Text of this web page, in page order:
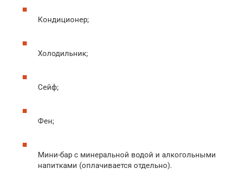
Кондиционер;
Холодильник;
Сейф;
Фен;
Мини-бар с минеральной водой и алкогольными
напитками (оплачивается отдельно).